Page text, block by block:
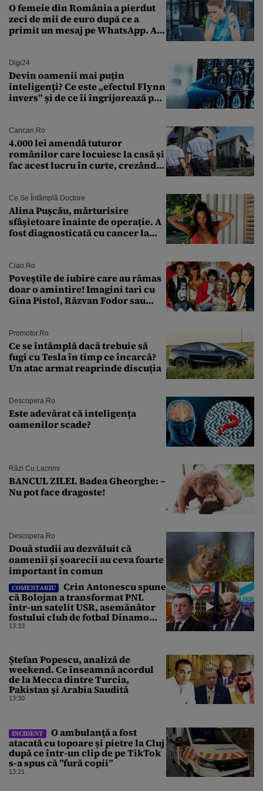
O femeie din România a pierdut
zeci de mii de euro după ce a
primit un mesaj pe WhatsApp. A
Digi24
Devin oamenii mai puțin
inteligenți? Ce este „efectul Flynn
invers” și de ce îi îngrijorează pe
Cancan.ro
4.000 lei amendă tuturor
românilor care locuiesc la casă și
fac acest lucru în curte, crezând
Ce Se Întâmplă Doctore
Alina Pușcău, mărturisire
sfâșietoare înainte de operație. A
fost diagnosticată cu cancer la
îmi salvez viața”
Ciao.ro
Poveştile de iubire care au rămas
doar o amintire! Imagini tari cu
Gina Pistol, Răzvan Fodor sau
Promotor.ro
Ce se întâmplă dacă trebuie să
fugi cu Tesla în timp ce încarcă?
Un atac armat reaprinde discuția
Descopera.ro
Este adevărat că inteligența
oamenilor scade?
Râzi Cu Lacrimi
BANCUL ZILEI. Badea Gheorghe: –
Nu pot face dragoste!
Descopera.ro
Două studii au dezvăluit că
oamenii și șoarecii au ceva foarte
important în comun
COMENTARIU
Crin Antonescu spune
că Bolojan a transformat PNL
într-un satelit USR, asemănător
fostului club de fotbal Dinamo
Victoria, care a aparținut Miliției
13:33
Ștefan Popescu, analiză de
weekend. Ce înseamnă acordul
de la Mecca dintre Turcia,
Pakistan şi Arabia Saudită
13:30
INCIDENT
O ambulanţă a fost
atacată cu topoare și pietre la Cluj
după ce într-un clip de pe TikTok
s-a spus că ”fură copii”
13:21